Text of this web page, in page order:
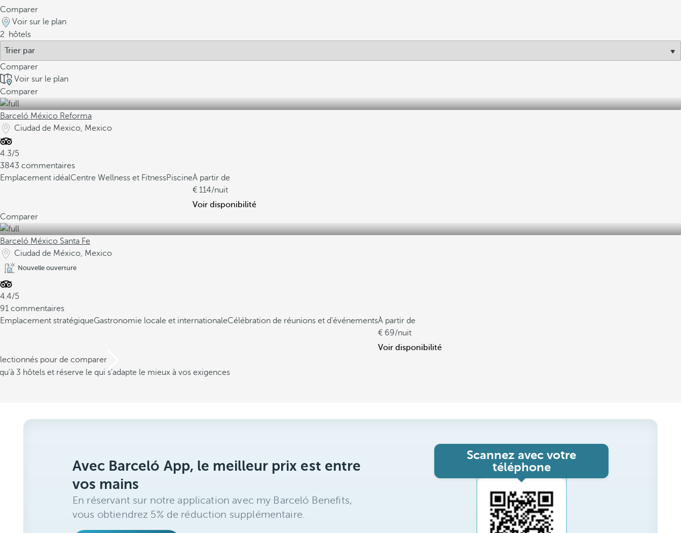
Comparer
Voir sur le plan
2
hôtels
Comparer
Voir sur le plan
Comparer
Barceló México Reforma
Ciudad de Mexico, Mexico
4.3/5
3843 commentaires
Emplacement idéalCentre Wellness et FitnessPiscineÀ partir de
114/nuit
Voir disponibilité
Comparer
Barceló México Santa Fe
Ciudad de México, Mexico
Nouvelle ouverture
4.4/5
91 commentaires
Emplacement stratégiqueGastronomie locale et internationaleCélébration de réunions et d’événementsÀ partir de
69/nuit
Voir disponibilité
pour de comparer
3 hôtels et réserve le qui s’adapte le mieux à vos exigences
Avec Barceló App, le meilleur prix est entre
vos mains
En réservant sur notre application avec my Barceló Benefits,
vous obtiendrez 5% de réduction supplémentaire.
Scannez avec votre
téléphone